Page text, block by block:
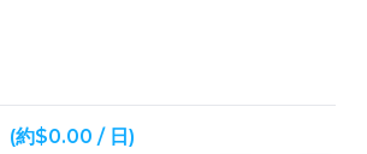
(約$0.00 / 日)